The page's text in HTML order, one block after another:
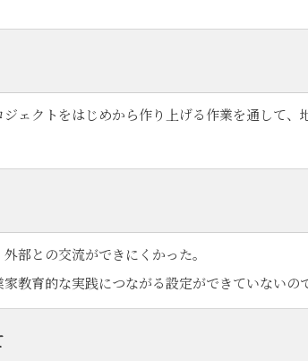
ジェクトをはじめから作り上げる作業を通して
部との交流ができにくかった。
教育的な実践につながる設定ができていないの